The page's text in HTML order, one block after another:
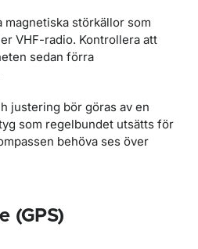
magnetiska störkällor som
VHF-radio. Kontrollera att
sedan förra
justering bör göras av en
som regelbundet utsätts för
behöva ses över
(GPS)